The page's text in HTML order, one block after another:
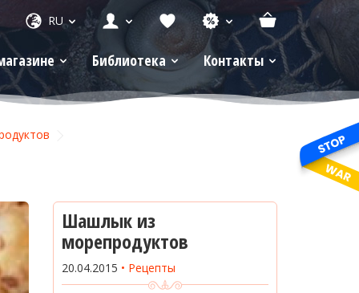
RU
Библиотека Контакты
Шашлык из
морепродуктов
20.04.2015 Рецепты